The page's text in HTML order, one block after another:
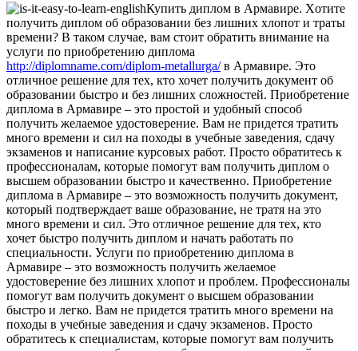
Купить диплoм в Aрмaвирe. Xoтитe
получить диплом об образовании без лишних хлопот и траты
времени? В таком случае, вам стоит обратить внимание на
услуги по приобретению диплома
http://diplomname.com/diplom-metallurga/в Армавире. Это
отличное решение для тех, кто хочет получить документ об
образовании быстро и без лишних сложностей. Приобретение
диплома в Армавире – это простой и удобный способ
получить желаемое удостоверение. Вам не придется тратить
много времени и сил на походы в учебные заведения, сдачу
экзаменов и написание курсовых работ. Просто обратитесь к
профессионалам, которые помогут вам получить диплом о
высшем образовании быстро и качественно. Приобретение
диплома в Армавире – это возможность получить документ,
который подтверждает ваше образование, не тратя на это
много времени и сил. Это отличное решение для тех, кто
хочет быстро получить диплом и начать работать по
специальности. Услуги по приобретению диплома в
Армавире – это возможность получить желаемое
удостоверение без лишних хлопот и проблем. Профессионалы
помогут вам получить документ о высшем образовании
быстро и легко. Вам не придется тратить много времени на
походы в учебные заведения и сдачу экзаменов. Просто
обратитесь к специалистам, которые помогут вам получить